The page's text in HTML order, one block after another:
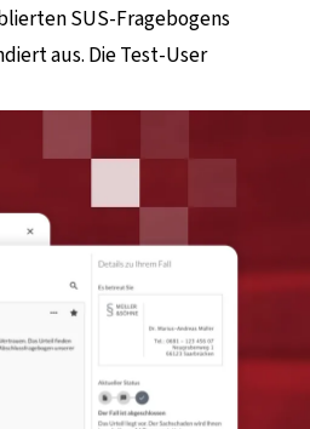
SUS-Fragebogens
aus. Die Test-User